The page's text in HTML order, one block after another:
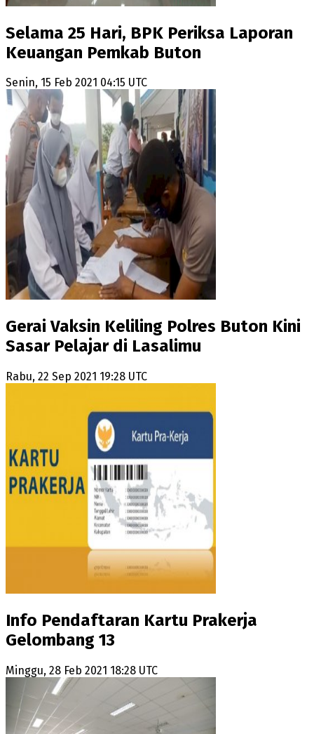
Selama 25 Hari, BPK Periksa Laporan
Keuangan Pemkab Buton
Senin, 15 Feb 2021 04:15 UTC
Gerai Vaksin Keliling Polres Buton Kini
Sasar Pelajar di Lasalimu
Rabu, 22 Sep 2021 19:28 UTC
Info Pendaftaran Kartu Prakerja
Gelombang 13
Minggu, 28 Feb 2021 18:28 UTC